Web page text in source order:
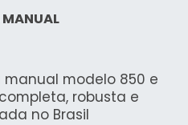
MANUAL
modelo 850 e
robusta e
no Brasil